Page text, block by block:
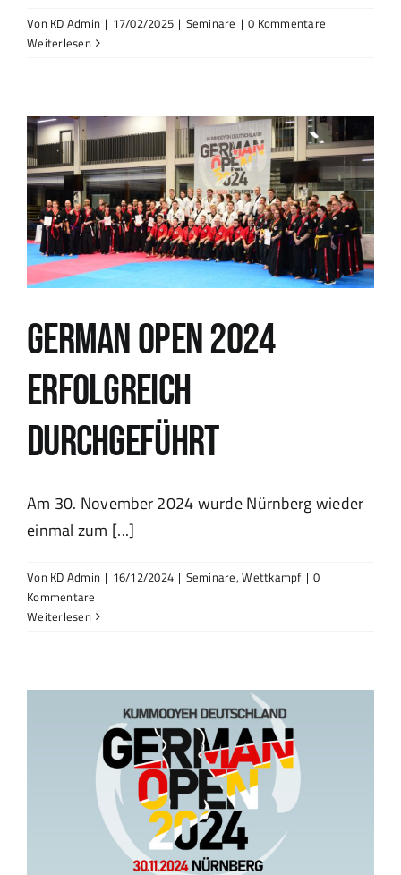
Von KD Admin | 17/02/2025 | Seminare | 0 Kommentare
Weiterlesen
German Open 2024
erfolgreich
durchgeführt
Am 30. November 2024 wurde Nürnberg wieder
einmal zum [...]
Von KD Admin | 16/12/2024 | Seminare,Wettkampf | 0
Kommentare
Weiterlesen